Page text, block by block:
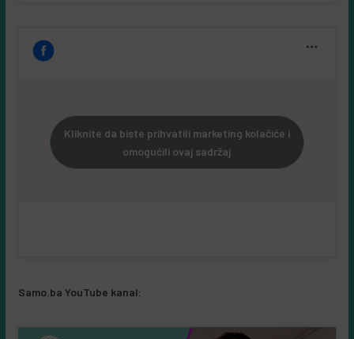
Kliknite da biste prihvatili marketing kolačiće i
omogućili ovaj sadržaj
Samo.ba YouTube kanal: